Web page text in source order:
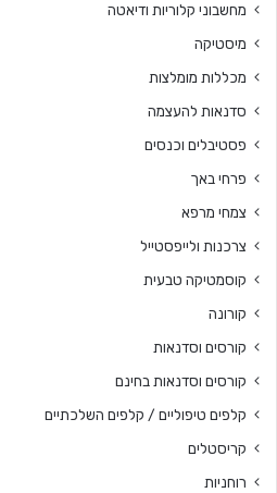
מחשבוני קלוריות ודיאטה
מיסטיקה
מכללות מומלצות
סדנאות להעצמה
פסטיבלים וכנסים
פרחי באך
צמחי מרפא
צרכנות ולייפסטייל
קוסמטיקה טבעית
קורונה
קורסים וסדנאות
קורסים וסדנאות בחינם
קלפים טיפוליים / קלפים השלכתיים
קריסטלים
רוחניות